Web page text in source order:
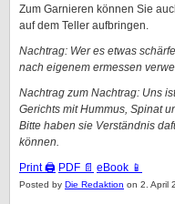
Zum Garnieren können Sie
auf dem Teller aufbringen.
Nachtrag: Wer es etwas
nach eigenem ermessen
Nachtrag zum Nachtrag: Uns
Gerichts mit Hummus, Spinat
Bitte haben sie Verständnis
können.
Print 🖨 PDF 📄 eBook 📱
Posted by Die Redaktion on 2. April